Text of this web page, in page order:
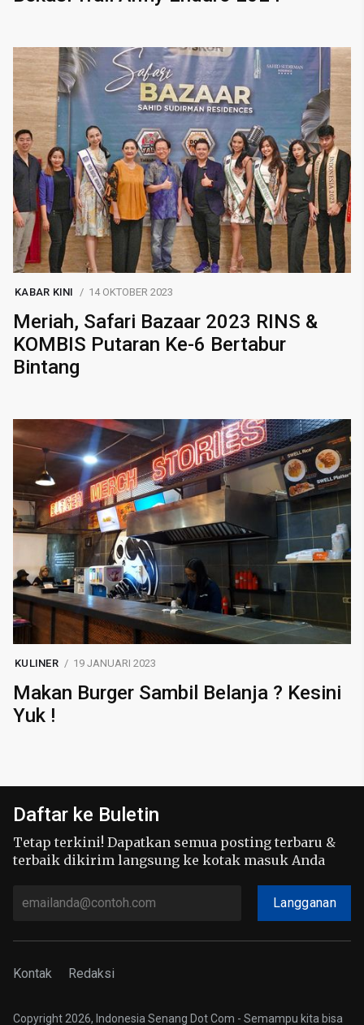
KABAR KINI 14 OKTOBER 2023
Meriah, Safari Bazaar 2023 RINS &
KOMBIS Putaran Ke-6 Bertabur
Bintang
KULINER 19 JANUARI 2023
Makan Burger Sambil Belanja ? Kesini
Yuk !
Daftar ke Buletin
Tetap terkini! Dapatkan semua posting terbaru &
terbaik dikirim langsung ke kotak masuk Anda
Langganan
Kontak Redaksi
Copyright 2026, Indonesia Senang Dot Com - Semampu kita bisa